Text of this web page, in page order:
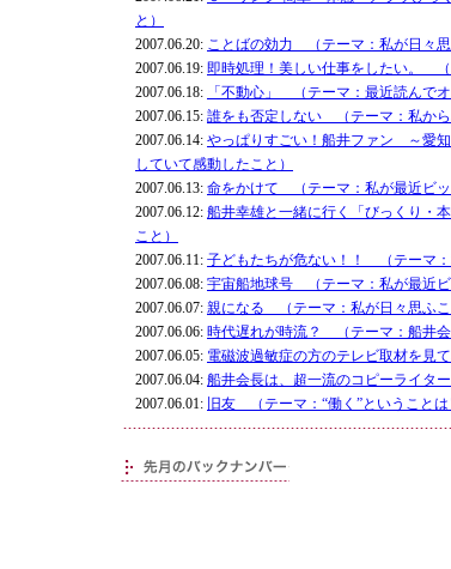
と）
2007.06.20: ことばの効力 （テーマ：私が日々思
2007.06.19: 即時処理！美しい仕事をしたい。 （
2007.06.18:
「不動心」 （テーマ：最近読んでオ
2007.06.15: 誰をも否定しない （テーマ：私から
2007.06.14: やっぱりすごい！船井ファン ～愛
していて感動したこと）
2007.06.13: 命をかけて （テーマ：私が最近ビッ
2007.06.12: 船井幸雄と一緒に行く「びっくり・
こと）
2007.06.11: 子どもたちが危ない！！ （テーマ：
2007.06.08: 宇宙船地球号 （テーマ：私が最近ビ
2007.06.07: 親になる （テーマ：私が日々思ふこ
2007.06.06: 時代遅れが時流？ （テーマ：船井会
2007.06.05: 電磁波過敏症の方のテレビ取材を見
2007.06.04: 船井会長は、超一流のコピーライタ
2007.06.01: 旧友 （テーマ：“働く”ということは